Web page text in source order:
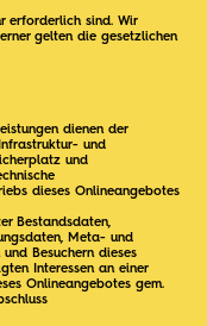
erforderlich sind. Wir
gelten die gesetzlichen
dienen der
und
und
dieses Onlineangebotes
Bestandsdaten,
Meta- und
Besuchern dieses
Interessen an einer
Onlineangebotes gem.